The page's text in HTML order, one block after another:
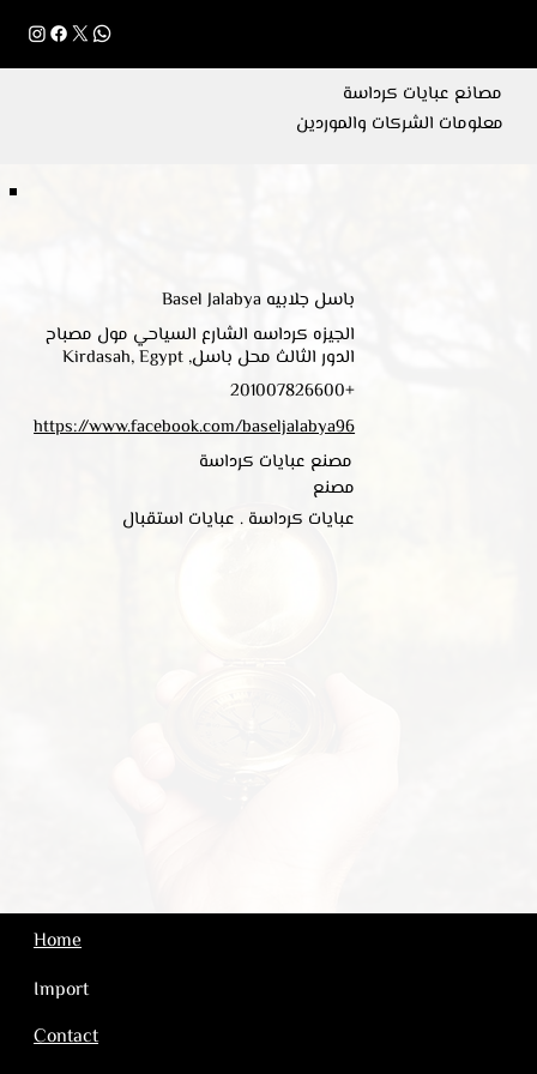
مصانع عبايات كرداسة
معلومات الشركات والموردين
باسل جلابيه Basel Jalabya
الجيزه كرداسه الشارع السياحي مول مصباح
الدور الثالث محل باسل, Kirdasah, Egypt
+201007826600
https://www.facebook.com/baseljalabya96
مصنع عبايات كرداسة
مصنع
عبايات كرداسة . عبايات استقبال
Home
Import
Contact